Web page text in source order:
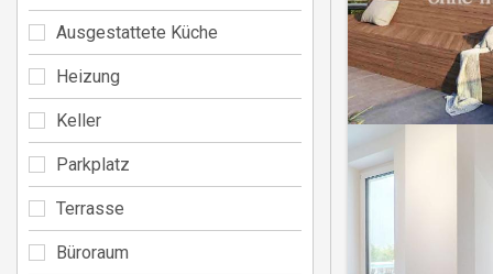
Ausgestattete Küche
Heizung
Keller
Parkplatz
Terrasse
Büroraum